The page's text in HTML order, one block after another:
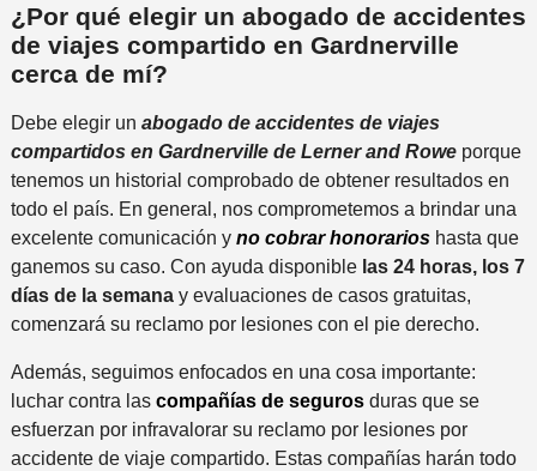
¿Por qué elegir un abogado de accidentes
de viajes compartido en Gardnerville
cerca de mí?
Debe elegir un abogado de accidentes de viajes
compartidos en Gardnerville de Lerner and Roweporque
tenemos un historial comprobado de obtener resultados en
todo el país. En general, nos comprometemos a brindar una
excelente comunicación y no cobrar honorarioshasta que
ganemos su caso. Con ayuda disponible las 24 horas, los 7
días de la semanay evaluaciones de casos gratuitas,
comenzará su reclamo por lesiones con el pie derecho.
Además, seguimos enfocados en una cosa importante:
luchar contra las compañías de segurosduras que se
esfuerzan por infravalorar su reclamo por lesiones por
accidente de viaje compartido. Estas compañías harán todo